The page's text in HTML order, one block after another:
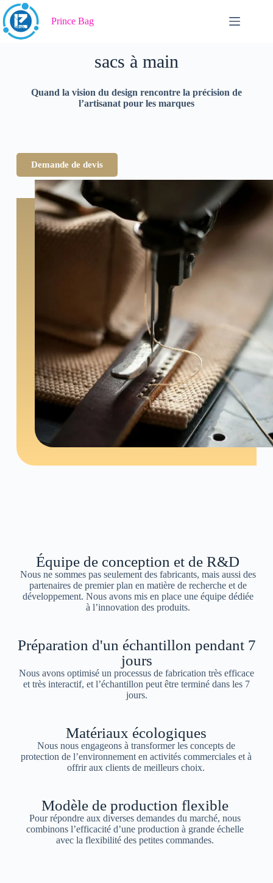
Prince Bag
l'excellence de la fabrication des
sacs à main
Quand la vision du design rencontre la précision de
l’artisanat pour les marques
Demande de devis
Équipe de conception et de R&D
Nous ne sommes pas seulement des fabricants, mais aussi des
partenaires de premier plan en matière de recherche et de
développement. Nous avons mis en place une équipe dédiée
à l’innovation des produits.
Préparation d'un échantillon pendant 7
jours
Nous avons optimisé un processus de fabrication très efficace
et très interactif, et l’échantillon peut être terminé dans les 7
jours.
Matériaux écologiques
Nous nous engageons à transformer les concepts de
protection de l’environnement en activités commerciales et à
offrir aux clients de meilleurs choix.
Modèle de production flexible
Pour répondre aux diverses demandes du marché, nous
combinons l’efficacité d’une production à grande échelle
avec la flexibilité des petites commandes.